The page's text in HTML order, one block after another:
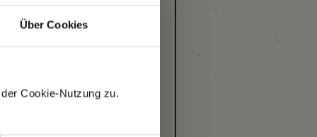
Über Cookies
Cookie-Nutzung zu.